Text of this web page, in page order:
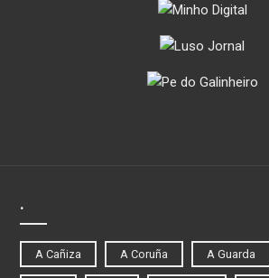
.
A Cañiza A Coruña A Guarda